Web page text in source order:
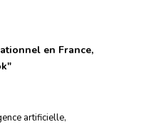
en France,
"
artificielle,